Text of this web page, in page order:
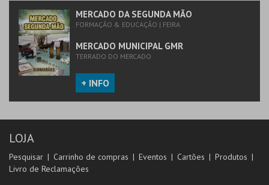
MAIS INFO
INSCREVER
MERCADO DA SEGUNDA MÃO
FORMAÇÃO & EDUCAÇÃO | FEIRA
MERCADO MUNICIPAL GMR
TERRADO DO MERCADO
+ INFO
LOJA
Pesquisar Carrinho de compras Eventos Cartões
Produtos
Livro de Reclamações